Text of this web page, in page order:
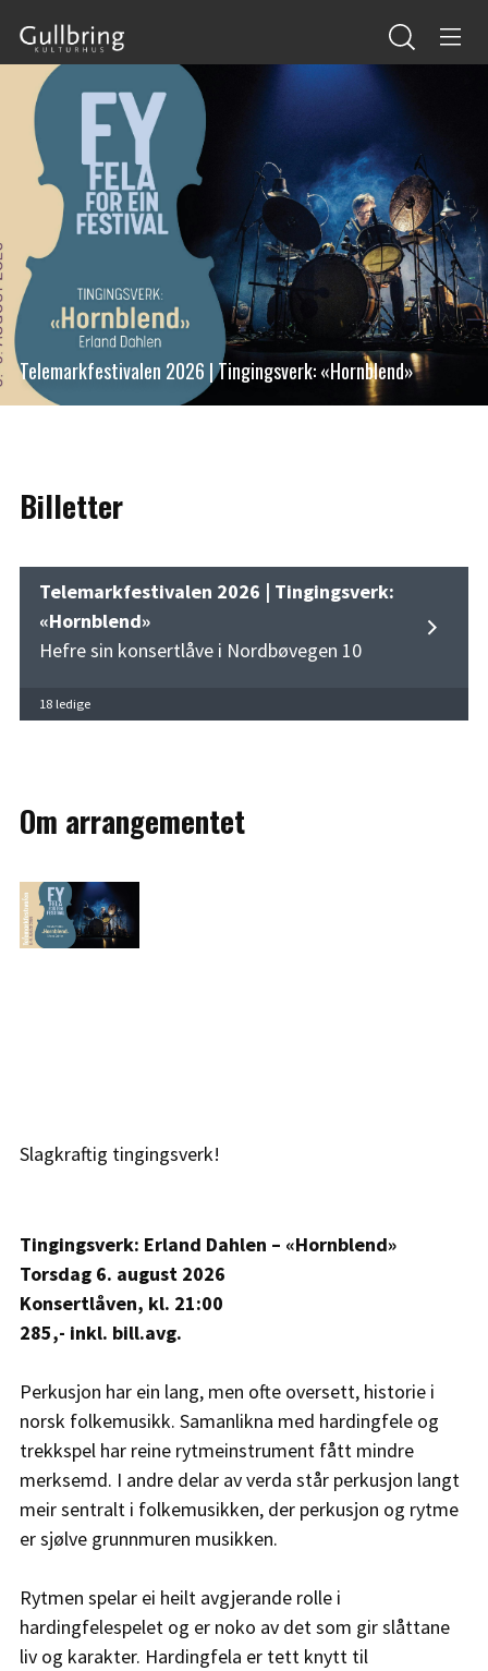
Telemarkfestivalen 2026 | Tingingsverk: «Hornblend»
Billetter
Telemarkfestivalen 2026 | Tingingsverk:
«Hornblend»
Hefre sin konsertlåve i Nordbøvegen 10
18 ledige
Om arrangementet
Slagkraftig tingingsverk!
Tingingsverk: Erland Dahlen – «Hornblend»
Torsdag 6. august 2026
Konsertlåven, kl. 21:00
285,- inkl. bill.avg.
Perkusjon har ein lang, men ofte oversett, historie i
norsk folkemusikk. Samanlikna med hardingfele og
trekkspel har reine rytmeinstrument fått mindre
merksemd. I andre delar av verda står perkusjon langt
meir sentralt i folkemusikken, der perkusjon og rytme
er sjølve grunnmuren musikken.
Rytmen spelar ei heilt avgjerande rolle i
hardingfelespelet og er noko av det som gir slåttane
liv og karakter. Hardingfela er tett knytt til